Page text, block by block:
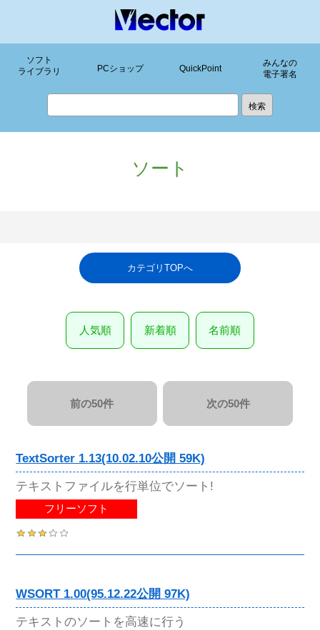
ソフト
ライブラリ
PCショップ QuickPoint
みんなの
電子署名
ソート
カテゴリTOPへ
人気順 新着順 名前順
前の50件 次の50件
TextSorter 1.13(10.02.10公開 59K)
テキストファイルを行単位でソート!
フリーソフト
WSORT 1.00(95.12.22公開 97K)
テキストのソートを高速に行う